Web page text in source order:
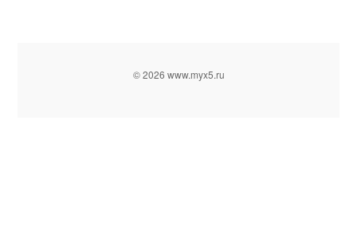
© 2026 www.myx5.ru